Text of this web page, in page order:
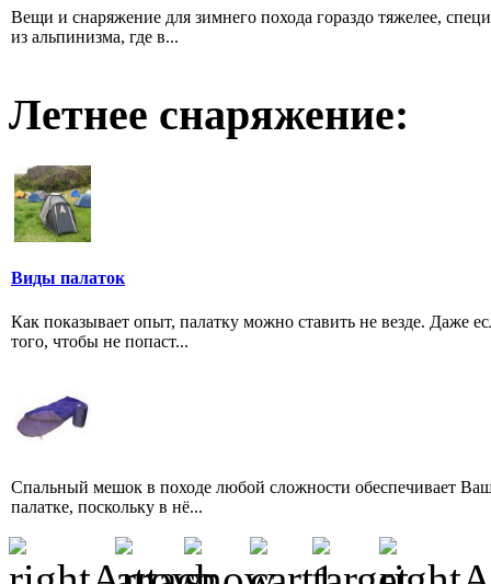
Вещи и снаряжение для зимнего похода гораздо тяжелее,
из альпинизма, где в...
Летнее снаряжение:
Виды палаток
Как показывает опыт, палатку можно ставить не везде. Даже
того, чтобы не попаст...
Спальный мешок в походе любой сложности обеспечивает
палатке, поскольку в нё...